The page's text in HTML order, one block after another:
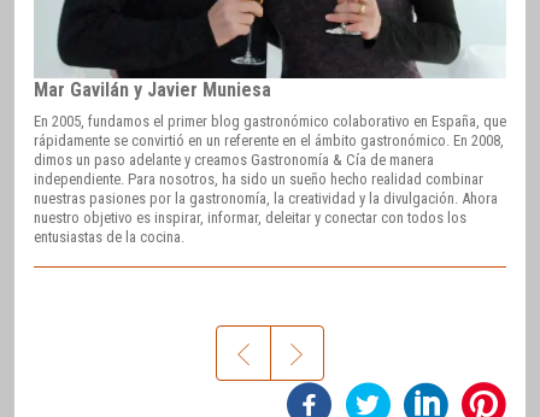
Mar Gavilán y Javier Muniesa
En 2005, fundamos el primer blog gastronómico colaborativo en España, que
rápidamente se convirtió en un referente en el ámbito gastronómico. En 2008,
dimos un paso adelante y creamos Gastronomía & Cía de manera
independiente. Para nosotros, ha sido un sueño hecho realidad combinar
nuestras pasiones por la gastronomía, la creatividad y la divulgación. Ahora
nuestro objetivo es inspirar, informar, deleitar y conectar con todos los
entusiastas de la cocina.